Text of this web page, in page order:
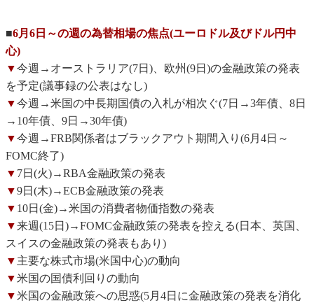
■6月6日～の週の為替相場の焦点(ユーロドル及びドル円中
心)
▼今週→オーストラリア(7日)、欧州(9日)の金融政策の発表
を予定(議事録の公表はなし)
▼今週→米国の中長期国債の入札が相次ぐ(7日→3年債、8日
→10年債、9日→30年債)
▼今週→FRB関係者はブラックアウト期間入り(6月4日～
FOMC終了)
▼ 7日(火)→RBA金融政策の発表
▼9日(木)→ECB金融政策の発表
▼ 10日(金)→米国の消費者物価指数の発表
▼来週(15日)→FOMC金融政策の発表を控える(日本、英国、
スイスの金融政策の発表もあり)
▼ 主要な株式市場(米国中心)の動向
▼米国の国債利回りの動向
▼米国の金融政策への思惑(5月4日に金融政策の発表を消化